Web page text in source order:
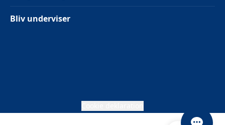
Bliv underviser